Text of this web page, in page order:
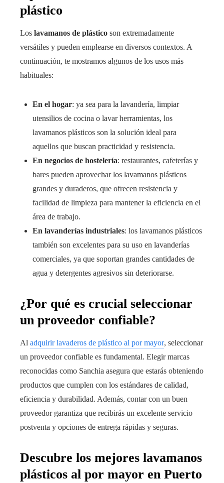
plástico
Los lavamanos de plástico son extremadamente
versátiles y pueden emplearse en diversos contextos. A
continuación, te mostramos algunos de los usos más
habituales:
En el hogar: ya sea para la lavandería, limpiar
utensilios de cocina o lavar herramientas, los
lavamanos plásticos son la solución ideal para
aquellos que buscan practicidad y resistencia.
En negocios de hostelería: restaurantes, cafeterías y
bares pueden aprovechar los lavamanos plásticos
grandes y duraderos, que ofrecen resistencia y
facilidad de limpieza para mantener la eficiencia en el
área de trabajo.
En lavanderías industriales: los lavamanos plásticos
también son excelentes para su uso en lavanderías
comerciales, ya que soportan grandes cantidades de
agua y detergentes agresivos sin deteriorarse.
¿Por qué es crucial seleccionar
un proveedor confiable?
Al adquirir lavaderos de plástico al por mayor, seleccionar
un proveedor confiable es fundamental. Elegir marcas
reconocidas como Sanchia asegura que estarás obteniendo
productos que cumplen con los estándares de calidad,
eficiencia y durabilidad. Además, contar con un buen
proveedor garantiza que recibirás un excelente servicio
postventa y opciones de entrega rápidas y seguras.
Descubre los mejores lavamanos
plásticos al por mayor en Puerto